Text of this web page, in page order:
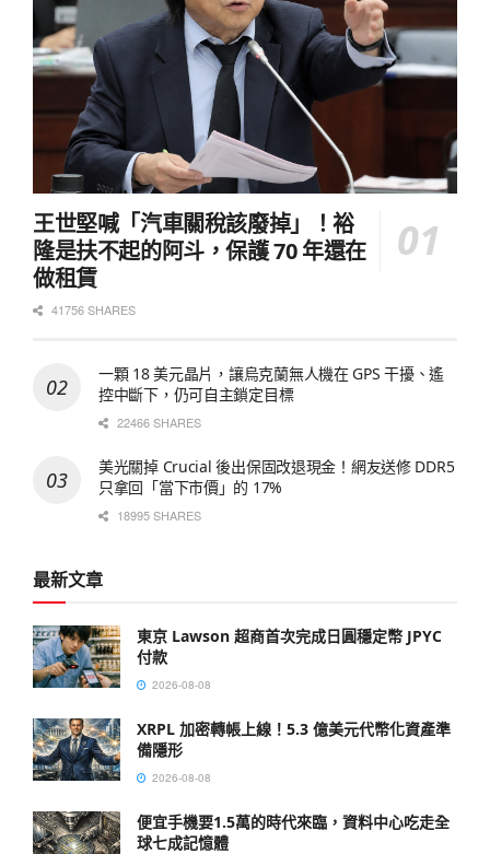
王世堅喊「汽車關稅該廢掉」！裕
隆是扶不起的阿斗，保護 70 年還在
做租賃
41756 SHARES
一顆 18 美元晶片，讓烏克蘭無人機在 GPS 干擾、遙
控中斷下，仍可自主鎖定目標
22466 SHARES
美光關掉 Crucial 後出保固改退現金！網友送修 DDR5
只拿回「當下市價」的 17%
18995 SHARES
最新文章
東京 Lawson 超商首次完成日圓穩定幣 JPYC
付款
2026-08-08
XRPL 加密轉帳上線！5.3 億美元代幣化資產準
備隱形
2026-08-08
便宜手機要1.5萬的時代來臨，資料中心吃走全
球七成記憶體